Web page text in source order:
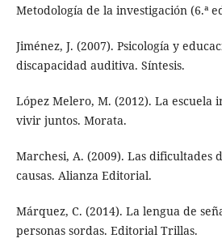
Metodología de la investigación (6.ª
Jiménez, J. (2007). Psicología y
discapacidad auditiva. Síntesis.
López Melero, M. (2012). La escuela
vivir juntos. Morata.
Marchesi, A. (2009). Las dificultades
causas. Alianza Editorial.
Márquez, C. (2014). La lengua de
personas sordas. Editorial Trillas.